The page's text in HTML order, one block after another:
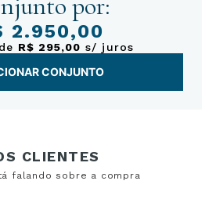
2.950,00
de R$ 295,00 s/ juros
CONJUNTO